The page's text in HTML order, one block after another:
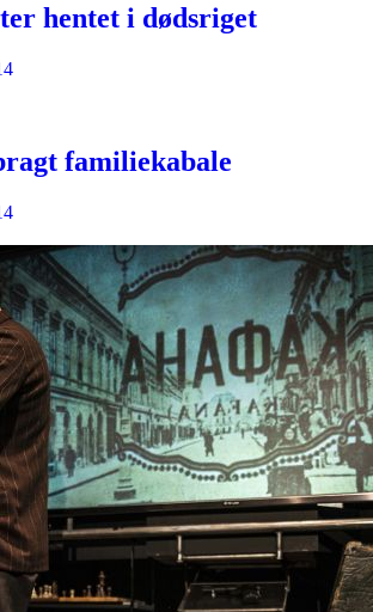
hentet i dødsriget
familiekabale